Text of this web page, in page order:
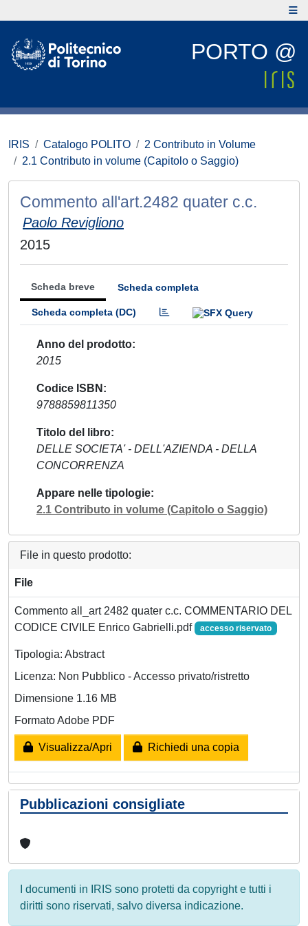
PORTO @
IRIS Catalogo POLITO
2 Contributo in Volume
2.1 Contributo in volume (Capitolo o Saggio)
Commento all'art.2482 quater c.c.
Paolo Revigliono
2015
Scheda breve Scheda completa
Scheda completa (DC)
Anno del prodotto
2015
Codice ISBN
9788859811350
Titolo del libro
DELLE SOCIETA' - DELL'AZIENDA - DELLA
CONCORRENZA
Appare nelle tipologie
2.1 Contributo in volume (Capitolo o Saggio)
File in questo prodotto:
File
Commento all_art 2482 quater c.c. COMMENTARIO DEL
CODICE CIVILE Enrico Gabrielli.pdf
accesso riservato
Tipologia: Abstract
Licenza: Non Pubblico - Accesso privato/ristretto
Dimensione 1.16 MB
Formato Adobe PDF
Visualizza/Apri Richiedi una copia
Pubblicazioni consigliate
I documenti in IRIS sono protetti da copyright e tutti i
diritti sono riservati, salvo diversa indicazione.